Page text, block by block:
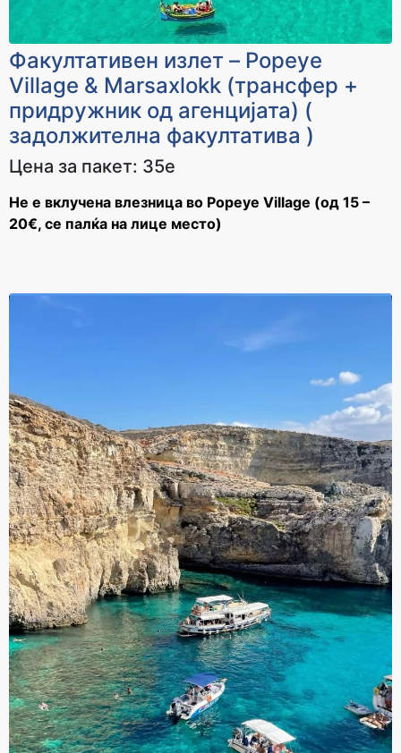
Cashback
2400 ден
Cashback
2600 ден
За уплата
42.000 - 45.000 ден
Cashback
2800 ден
За уплата
45.000 - 65.000 ден
Cashback
3300 ден
65.000 - 85.000 ден
Cashback
над 85.000 ден
Факултативен излет – Popeye
Village & Marsaxlokk (трансфер +
придружник од агенцијата) (
задолжителна факултатива )
Цена за пакет: 35е
Не е вклучена влезница во Popeye Village (од 15 –
20€, се палќа на лице место)